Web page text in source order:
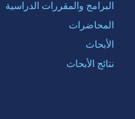
البرامج والمقررات الدراسية
المحاضرات
الأبحاث
نتائج الأبحاث